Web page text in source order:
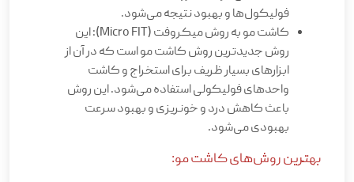
فولیکول‌ها و بهبود نتیجه می‌شود.
کاشت مو به روش میکروفت (Micro FIT): این
روش جدیدترین روش کاشت مو است که در آن از
ابزارهای بسیار ظریف برای استخراج و کاشت
واحدهای فولیکولی استفاده می‌شود. این روش
باعث کاهش درد و خونریزی و بهبود سرعت
بهبودی می‌شود.
بهترین روش‌های کاشت مو: